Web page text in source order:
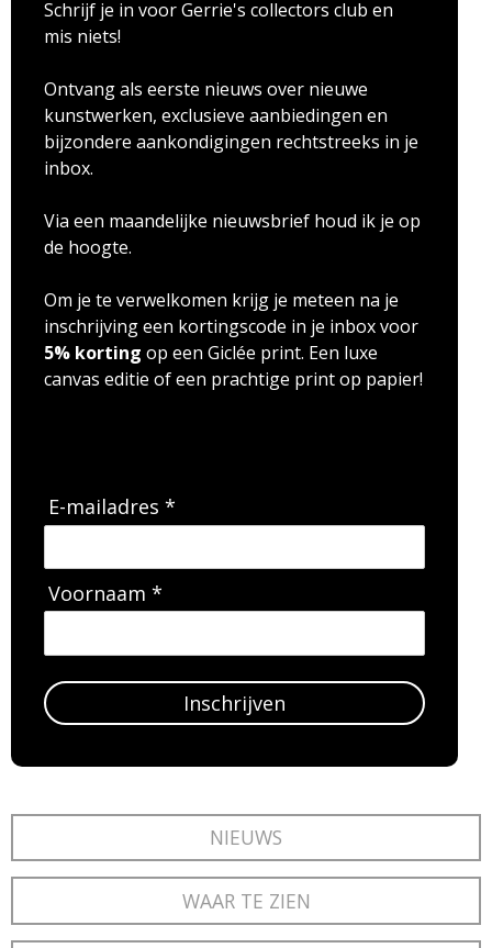
Schrijf je in voor Gerrie's collectors club en
mis niets!
Ontvang als eerste nieuws over nieuwe
kunstwerken, exclusieve aanbiedingen en
bijzondere aankondigingen rechtstreeks in je
inbox.
Via een maandelijke nieuwsbrief houd ik je op
de hoogte.
Om je te verwelkomen krijg je meteen na je
inschrijving een kortingscode in je inbox voor
5% korting op een Giclée print. Een luxe
canvas editie of een prachtige print op papier!
E-mailadres *
Voornaam *
Inschrijven
NIEUWS
WAAR TE ZIEN